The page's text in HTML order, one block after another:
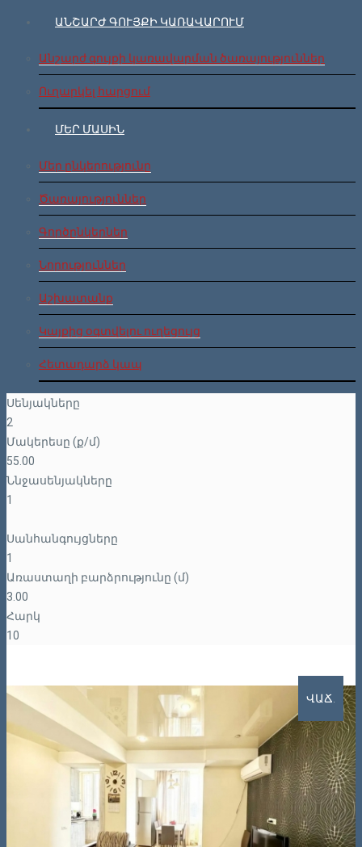
ԱՆՇԱՐԺ ԳՈՒՅՔԻ ԿԱՌԱՎԱՐՈՒՄ
Անշարժ գույքի կառավարման ծառայություններ
Ուղարկել հարցում
ՄԵՐ ՄԱՍԻՆ
Մեր ընկերությունը
Ծառայություններ
Գործընկերներ
Նորություններ
Աշխատանք
Կայքից օգտվելու ուղեցույց
Հետադարձ կապ
Սենյակները
2
Մակերեսը (ք/մ)
55.00
Ննջասենյակները
1
Սանհանգույցները
1
Առաստաղի բարձրությունը (մ)
3.00
Հարկ
10
ՎԱՃ.